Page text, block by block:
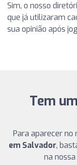
Sim, o nosso
que já utilizaram
sua opinião após
Tem
Para aparecer no
em Salvador,
na